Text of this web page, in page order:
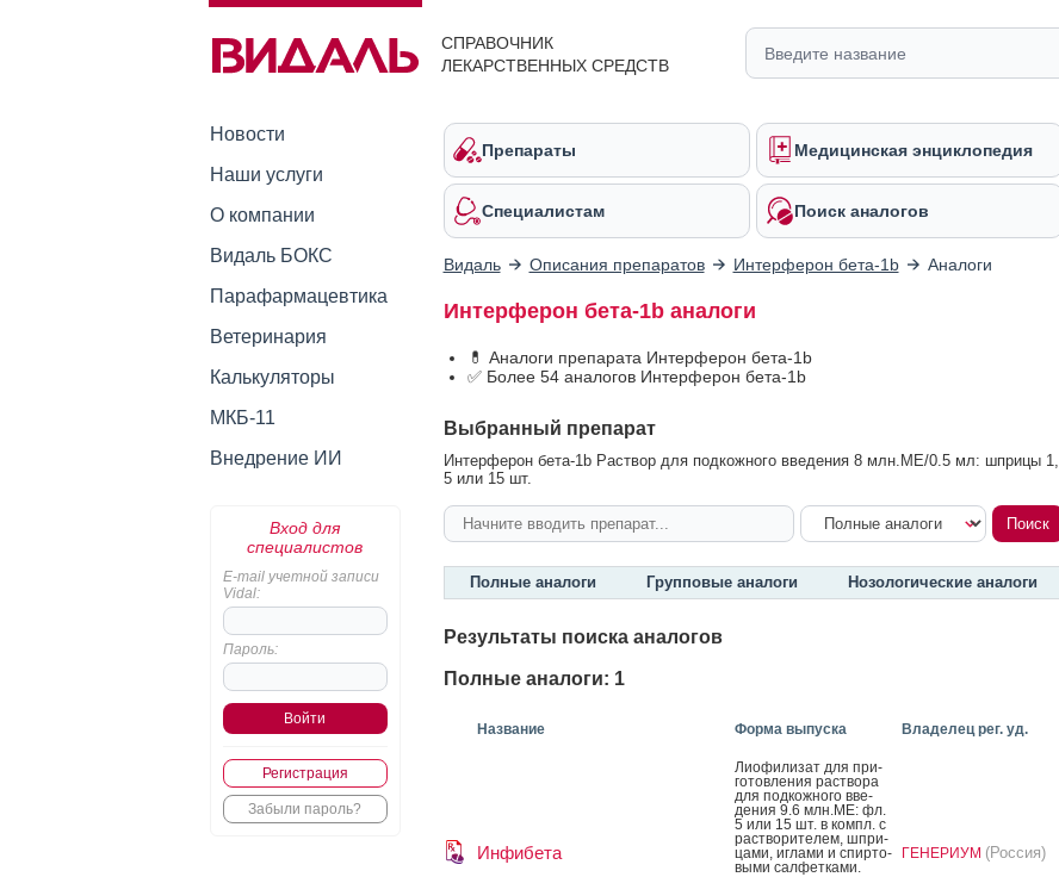
СПРАВОЧНИК
ЛЕКАРСТВЕННЫХ СРЕДСТВ
Новости
Наши услуги
О компании
Видаль БОКС
Парафармацевтика
Ветеринария
Калькуляторы
МКБ-11
Внедрение ИИ
Вход для
специалистов
E-mail учетной записи
Vidal:
Пароль:
Регистрация
Забыли пароль?
Препараты Медицинская энциклопедия
Специалистам Поиск аналогов
Видаль Описания препаратов Интерферон бета-1b Аналоги
Интерферон бета-1b аналоги
💊 Аналоги препарата Интерферон бета-1b
✅ Более 54 аналогов Интерферон бета-1b
Выбранный препарат
Интерферон бета-1b Раствор для подкожного введения 8 млн.МЕ/0.5 мл: шприцы 1,
5 или 15 шт.
Полные аналоги Групповые аналоги Нозологические аналоги
Результаты поиска аналогов
Полные аналоги: 1
Название Форма выпуска Владелец рег. уд.
Инфибета
Ли­офи­лизат для при­
готов­ле­ния рас­тво­ра
для под­кожно­го вве­
дения 9.6 млн.МЕ: фл.
5 или 15 шт. в компл. с
рас­тво­рите­лем, шпри­
цами, иг­ла­ми и спир­то­
выми сал­фетка­ми.
ГЕНЕРИУМ (Россия)